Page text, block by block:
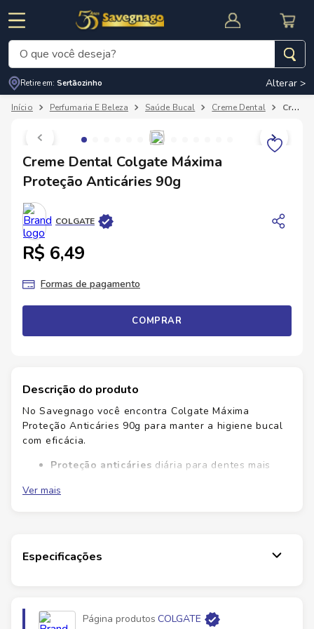
CUPOM DE DESCONTO
O que você deseja?
Retire em: Sertãozinho Alterar >
Perfumaria E Beleza Saúde Bucal Creme Dental Creme Dental Colgate Máxima Proteção Anticáries 90g
Creme Dental Colgate Máxima
Proteção Anticáries 90g
COLGATE
R$ 6,49
Formas de pagamento
COMPRAR
Descrição do produto
No Savegnago você encontra Colgate Máxima
Proteção Anticáries 90g para manter a higiene bucal
com eficácia.
Proteção anticáries diária para dentes mais
Hálito fresco
diário.
saudáveis. Sua fórmula protege contra cáries,
mantendo hálito fresco ao longo do dia. No
Ver mais
Especificações
Página produtos COLGATE
Termos mais buscados
cafe
3º
cerveja
carne
5º arroz